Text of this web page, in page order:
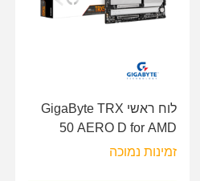
לוח ראשי GigaByte TRX
50 AERO D for AMD
Ryzen Threadripper
זמינות נמוכה